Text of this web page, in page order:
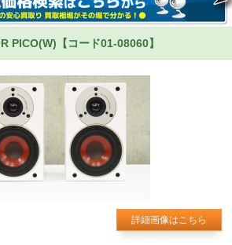
PICO(W)【コード01-08060】
詳細画像はこちら